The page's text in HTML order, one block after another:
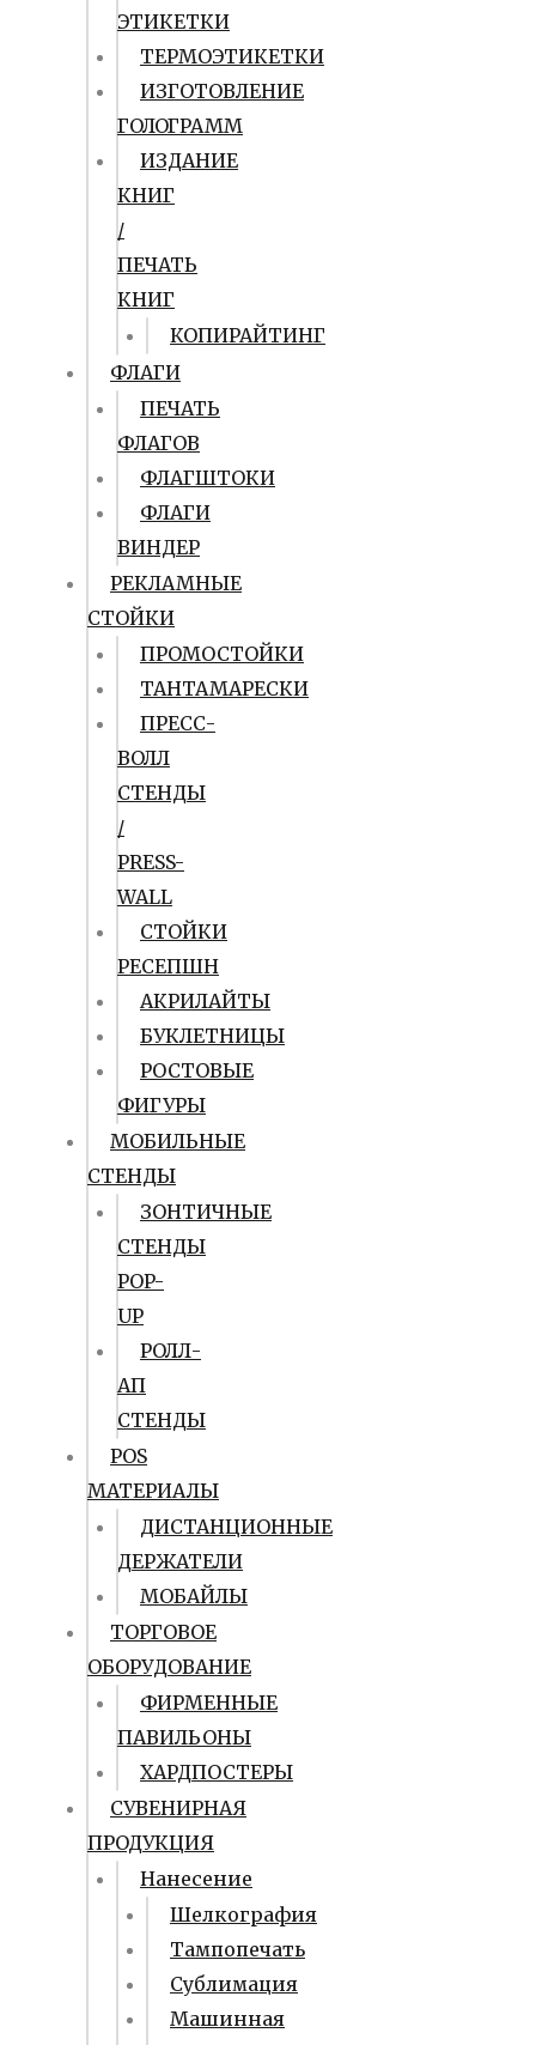
ЭТИКЕТКИ
ТЕРМОЭТИКЕТКИ
ИЗГОТОВЛЕНИЕ
ГОЛОГРАММ
ИЗДАНИЕ
КНИГ
/
ПЕЧАТЬ
КНИГ
КОПИРАЙТИНГ
ФЛАГИ
ПЕЧАТЬ
ФЛАГОВ
ФЛАГШТОКИ
ФЛАГИ
ВИНДЕР
РЕКЛАМНЫЕ
СТОЙКИ
ПРОМОСТОЙКИ
ТАНТАМАРЕСКИ
ПРЕСС-
ВОЛЛ
СТЕНДЫ
/
PRESS-
WALL
СТОЙКИ
РЕСЕПШН
АКРИЛАЙТЫ
БУКЛЕТНИЦЫ
РОСТОВЫЕ
ФИГУРЫ
МОБИЛЬНЫЕ
СТЕНДЫ
ЗОНТИЧНЫЕ
СТЕНДЫ
POP-
UP
РОЛЛ-
АП
СТЕНДЫ
POS
МАТЕРИАЛЫ
ДИСТАНЦИОННЫЕ
ДЕРЖАТЕЛИ
МОБАЙЛЫ
ТОРГОВОЕ
ОБОРУДОВАНИЕ
ФИРМЕННЫЕ
ПАВИЛЬОНЫ
ХАРДПОСТЕРЫ
СУВЕНИРНАЯ
ПРОДУКЦИЯ
Нанесение
Шелкография
Тампопечать
Сублимация
Машинная